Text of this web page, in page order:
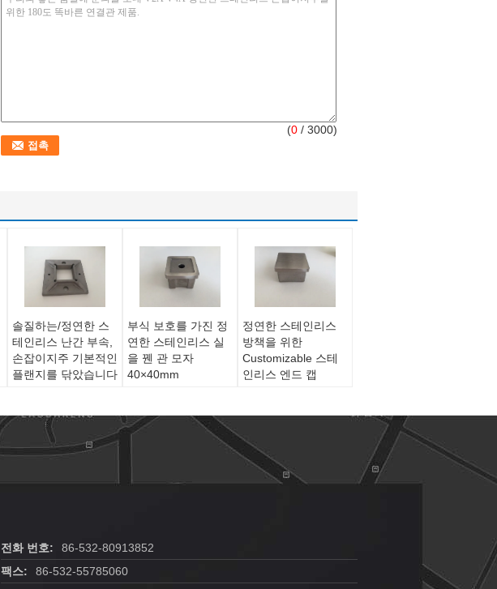
(0 / 3000)
솔질하는/정연한 스
테인리스 난간 부속,
손잡이지주 기본적인
플랜지를 닦았습니다
부식 보호를 가진 정
연한 스테인리스 실
을 꿴 관 모자
40×40mm
정연한 스테인리스
방책을 위한
Customizable 스테
인리스 엔드 캡
전화 번호:
86-532-80913852
팩스:
86-532-55785060